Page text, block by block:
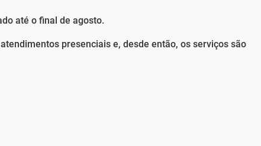
até o final de agosto.
presenciais e, desde então, os serviços são